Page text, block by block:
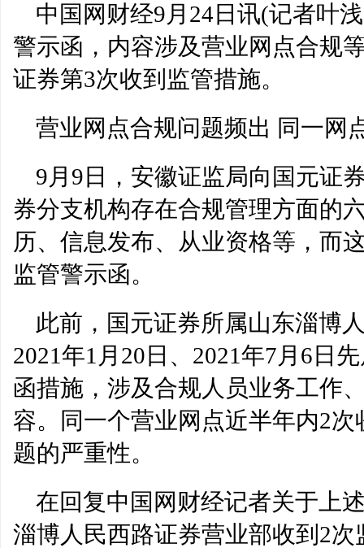
中国网财经9月24日讯(记者叶
警示函，内容涉及营业网点合规
证券第3次收到监管措施。
营业网点合规问题频出 同一网
9月9日，安徽证监局向国元证
券分支机构存在合规管理方面的
历、信息发布、从业资格等，而
监管警示函。
此前，国元证券所属山东淄博
2021年1月20日、2021年7月6日
函措施，涉及合规人员业务工作
容。同一个营业网点近半年内2
题的严重性。
在回复中国网财经记者关于上
淄博人民西路证券营业部收到2
根士丹利率先支持空中出租车股票 这就是Aterian股票崩盘的